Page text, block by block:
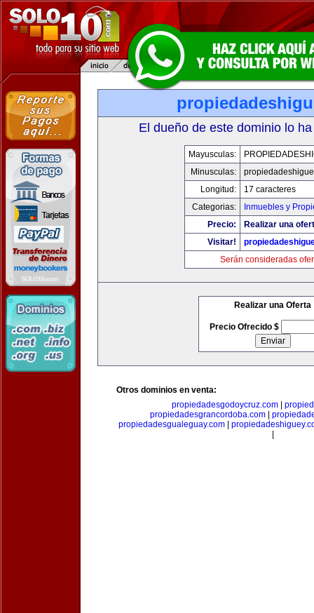
El dueño de este dominio lo
Mayusculas:
Minusculas:
Longitud:
17 caracteres
Categorias:
Inmuebles y
Precio:
Realizar una
Visitar!
Serán consideradas
Realizar una Oferta
Precio Ofrecido $
Otros dominios en venta:
propiedadesgodoycruz.com|
propiedadesgrancordoba.com|
propiedadesgualeguay.com|